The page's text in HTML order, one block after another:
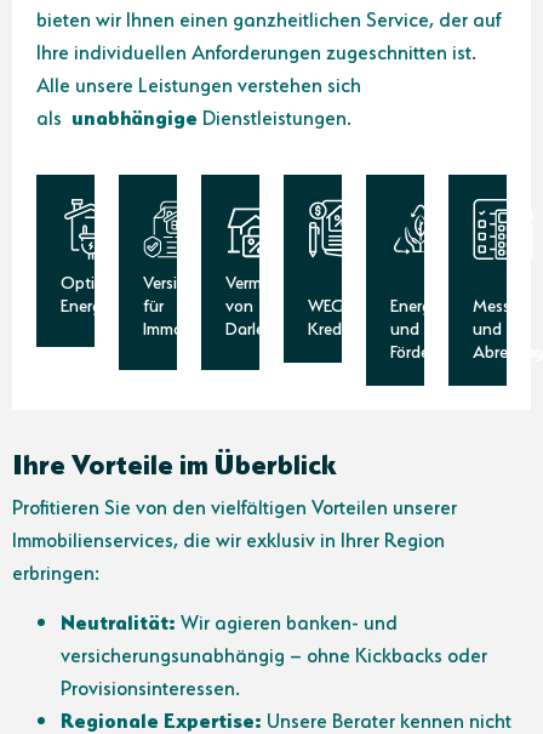
bieten wir Ihnen einen ganzheitlichen Service, der auf
Ihre individuellen Anforderungen zugeschnitten ist.
Alle unsere Leistungen verstehen sich
als unabhängige Dienstleistungen.
Optimierung
Energiekosten
Versicherungen
für
Immobilien
Vermittlung
von
Darlehen
WEG-
Kreditvermittlung
Energie-
und
Fördermittelberatung
Mess-
und
Ihre Vorteile im Überblick
Profitieren Sie von den vielfältigen Vorteilen unserer
Immobilienservices, die wir exklusiv in Ihrer Region
erbringen:
Neutralität: Wir agieren banken- und
versicherungsunabhängig – ohne Kickbacks oder
Provisionsinteressen.
Regionale Expertise: Unsere Berater kennen nicht